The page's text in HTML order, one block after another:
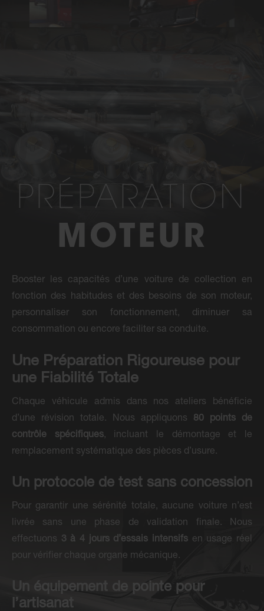
PRÉPARATION
MOTEUR
Booster les capacités d’une voiture de collection en
fonction des habitudes et des besoins de son moteur,
personnaliser son fonctionnement, diminuer sa
consommation ou encore faciliter sa conduite.
Une Préparation Rigoureuse pour
une Fiabilité Totale
Chaque véhicule admis dans nos ateliers bénéficie
d’une révision totale. Nous appliquons 80 points de
contrôle spécifiques, incluant le démontage et le
remplacement systématique des pièces d’usure.
Un protocole de test sans concession
Pour garantir une sérénité totale, aucune voiture n’est
livrée sans une phase de validation finale. Nous
effectuons 3 à 4 jours d’essais intensifs en usage réel
pour vérifier chaque organe mécanique.
Un équipement de pointe pour
l’artisanat